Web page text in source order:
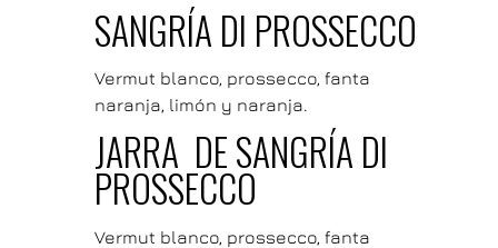
SANGRÍA DI PROSSECCO
Vermut blanco, prossecco, fanta
naranja, limón y naranja.
JARRA DE SANGRÍA DI
PROSSECCO
Vermut blanco, prossecco, fanta